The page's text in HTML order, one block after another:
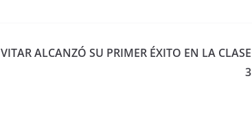
VITAR ALCANZÓ SU PRIMER ÉXITO EN LA CLASE
3